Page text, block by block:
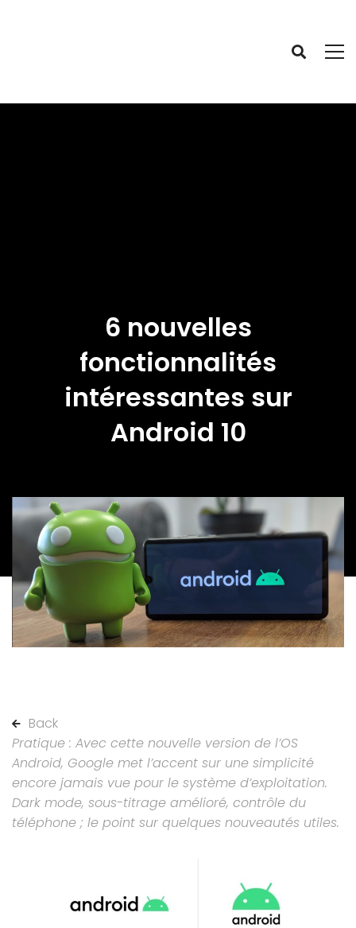
6 nouvelles
fonctionnalités
intéressantes sur
Android 10
Back
Pratique : Avec cette nouvelle version de l’OS
Android, Google met l’accent sur une simplicité
encore jamais vue pour le système d’exploitation.
Dark mode, sous-titrage amélioré, contrôle du
téléphone ; le point sur quelques nouveautés utiles.